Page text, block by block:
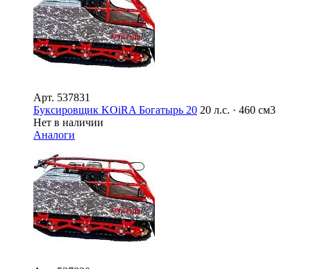
Арт. 537831
Буксировщик KOiRA Богатырь 20 20 л.с. · 460 см3
Нет в наличии
Аналоги